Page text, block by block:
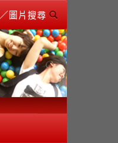
圖片搜尋